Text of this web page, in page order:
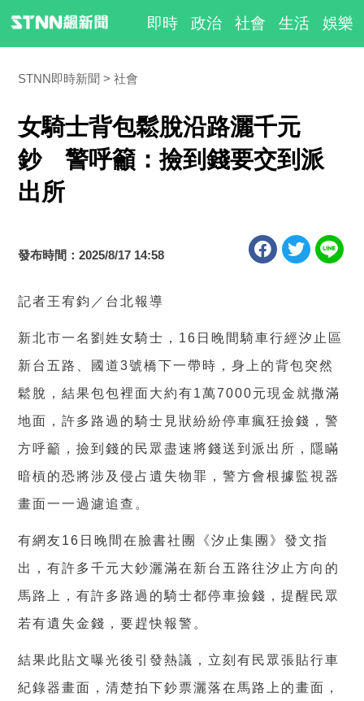
即時 政治 社會 生活 娛樂
STNN即時新聞 社會
女騎士背包鬆脫沿路灑千元
鈔 警呼籲：撿到錢要交到派
出所
發布時間：2025/8/17 14:58
記者王宥鈞／台北報導
新北市一名劉姓女騎士， 16 日晚間騎車行經汐止區
新台五路、國道3號橋下一帶時，身上的背包突然
鬆脫，結果包包裡面大約有1萬7000元現金就撒滿
地面，許多路過的騎士見狀紛紛停車瘋狂撿錢，警
方呼籲，撿到錢的民眾盡速將錢送到派出所，隱瞞
暗槓的恐將涉及侵占遺失物罪，警方會根據監視器
畫面一一過濾追查。
有網友16 日晚間在臉書社團 《汐止集團 》發文指
出，有許多千元大鈔灑滿在新台五路往汐止方向的
馬路上，有許多路過的騎士都停車撿錢，提醒民眾
若有遺失金錢，要趕快報警。
結果此貼文曝光後引發熱議，立刻有民眾張貼行車
紀錄器畫面，清楚拍下鈔票灑落在馬路上的畫面，